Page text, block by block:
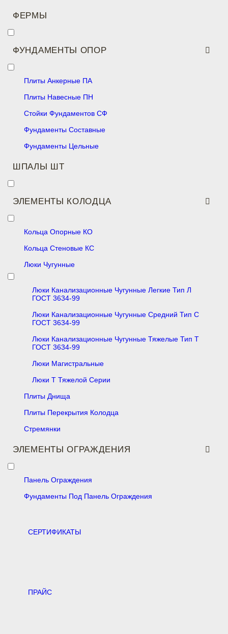
ФЕРМЫ
ФУНДАМЕНТЫ ОПОР
Плиты Анкерные ПА
Плиты Навесные ПН
Стойки Фундаментов СФ
Фундаменты Составные
Фундаменты Цельные
ШПАЛЫ ШТ
ЭЛЕМЕНТЫ КОЛОДЦА
Кольца Опорные КО
Кольца Стеновые КС
Люки Чугунные
Люки Канализационные Чугунные Легкие Тип Л
ГОСТ 3634-99
Люки Канализационные Чугунные Средний Тип С
ГОСТ 3634-99
Люки Канализационные Чугунные Тяжелые Тип Т
ГОСТ 3634-99
Люки Магистральные
Люки Т Тяжелой Серии
Плиты Днища
Плиты Перекрытия Колодца
Стремянки
ЭЛЕМЕНТЫ ОГРАЖДЕНИЯ
Панель Ограждения
Фундаменты Под Панель Ограждения
CЕРТИФИКАТЫ
ПРАЙС